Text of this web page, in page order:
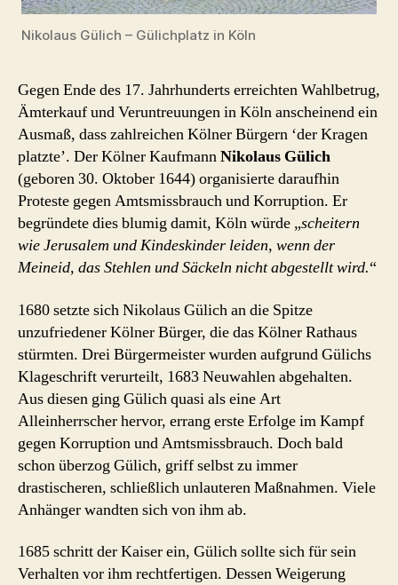
Nikolaus Gülich – Gülichplatz in Köln
Gegen Ende des 17. Jahrhunderts erreichten Wahlbetrug,
Ämterkauf und Veruntreuungen in Köln anscheinend ein
Ausmaß, dass zahlreichen Kölner Bürgern ‘der Kragen
platzte’. Der Kölner KaufmannNikolaus Gülich
(geboren 30. Oktober 1644) organisierte daraufhin
Proteste gegen Amtsmissbrauch und Korruption. Er
begründete dies blumig damit, Köln würde „scheitern
wie Jerusalem und Kindeskinder leiden, wenn der
Meineid, das Stehlen und Säckeln nicht abgestellt wird.“
1680 setzte sich Nikolaus Gülich an die Spitze
unzufriedener Kölner Bürger, die das Kölner Rathaus
stürmten. Drei Bürgermeister wurden aufgrund Gülichs
Klageschrift verurteilt, 1683 Neuwahlen abgehalten.
Aus diesen ging Gülich quasi als eine Art
Alleinherrscher hervor, errang erste Erfolge im Kampf
gegen Korruption und Amtsmissbrauch. Doch bald
schon überzog Gülich, griff selbst zu immer
drastischeren, schließlich unlauteren Maßnahmen. Viele
Anhänger wandten sich von ihm ab.
1685 schritt der Kaiser ein, Gülich sollte sich für sein
Verhalten vor ihm rechtfertigen. Dessen Weigerung